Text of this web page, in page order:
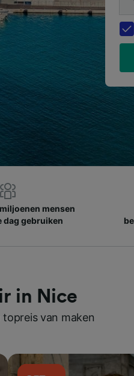
mensen
dag gebruiken
in Nice
van maken